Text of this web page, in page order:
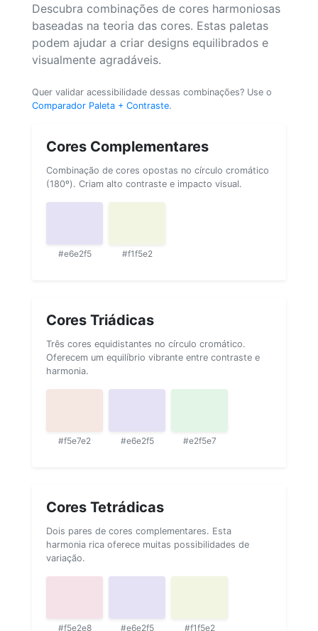
Descubra combinações de cores harmoniosas
baseadas na teoria das cores. Estas paletas
podem ajudar a criar designs equilibrados e
visualmente agradáveis.
Quer validar acessibilidade dessas combinações? Use o
Comparador Paleta + Contraste.
Cores Complementares
Combinação de cores opostas no círculo cromático
(180º). Criam alto contraste e impacto visual.
#e6e2f5 #f1f5e2
Cores Triádicas
Três cores equidistantes no círculo cromático.
Oferecem um equilíbrio vibrante entre contraste e
harmonia.
#f5e7e2 #e6e2f5 #e2f5e7
Cores Tetrádicas
Dois pares de cores complementares. Esta
harmonia rica oferece muitas possibilidades de
variação.
#f5e2e8 #e6e2f5 #f1f5e2